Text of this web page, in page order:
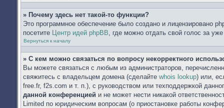
» Почему здесь нет такой-то функции?
Это программное обеспечение было создано и лицензировано
посетите Центр идей phpBB, где можно отдать свой голос за
Вернуться к началу
» С кем можно связаться по вопросу некорректного
Вы можете связаться с любым из администраторов,
свяжитесь с владельцем домена (сделайте whois lookup) или,
free.fr, f2s.com и т. п.), с руководством или техподдержкой
данной конференцией и не может нести никакой
Limited по юридическим вопросам (о приостановке работы